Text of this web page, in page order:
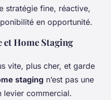
stratégie fine, réactive,
en opportunité.
Home Staging
vite, plus cher, et garde
staging n’est pas une
levier commercial.